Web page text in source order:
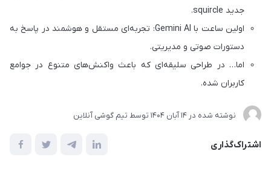
جدید squircle.
اولین ساعت با Gemini AI: تجربه‌ای مستقل و هوشمند در پاسخ به
دستورات صوتی و مدیریتی.
اما… در طراحی سلیقه‌ای که باعث واکنش‌های متنوع در جوامع
کاربران شده.
نوشته شده در 14 آبان 1404 توسط تیم گوشی آنلاین
اشتراک‌گذاری